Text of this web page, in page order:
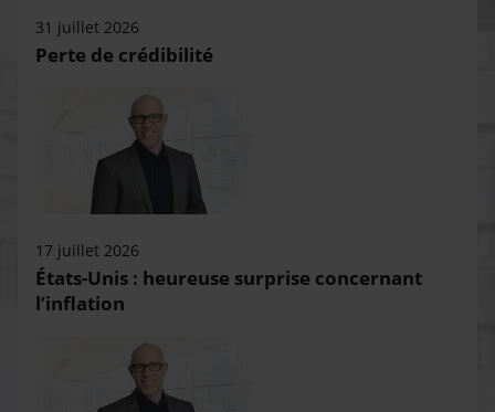
31 juillet 2026
Perte de crédibilité
17 juillet 2026
États-Unis : heureuse surprise concernant
l’inflation